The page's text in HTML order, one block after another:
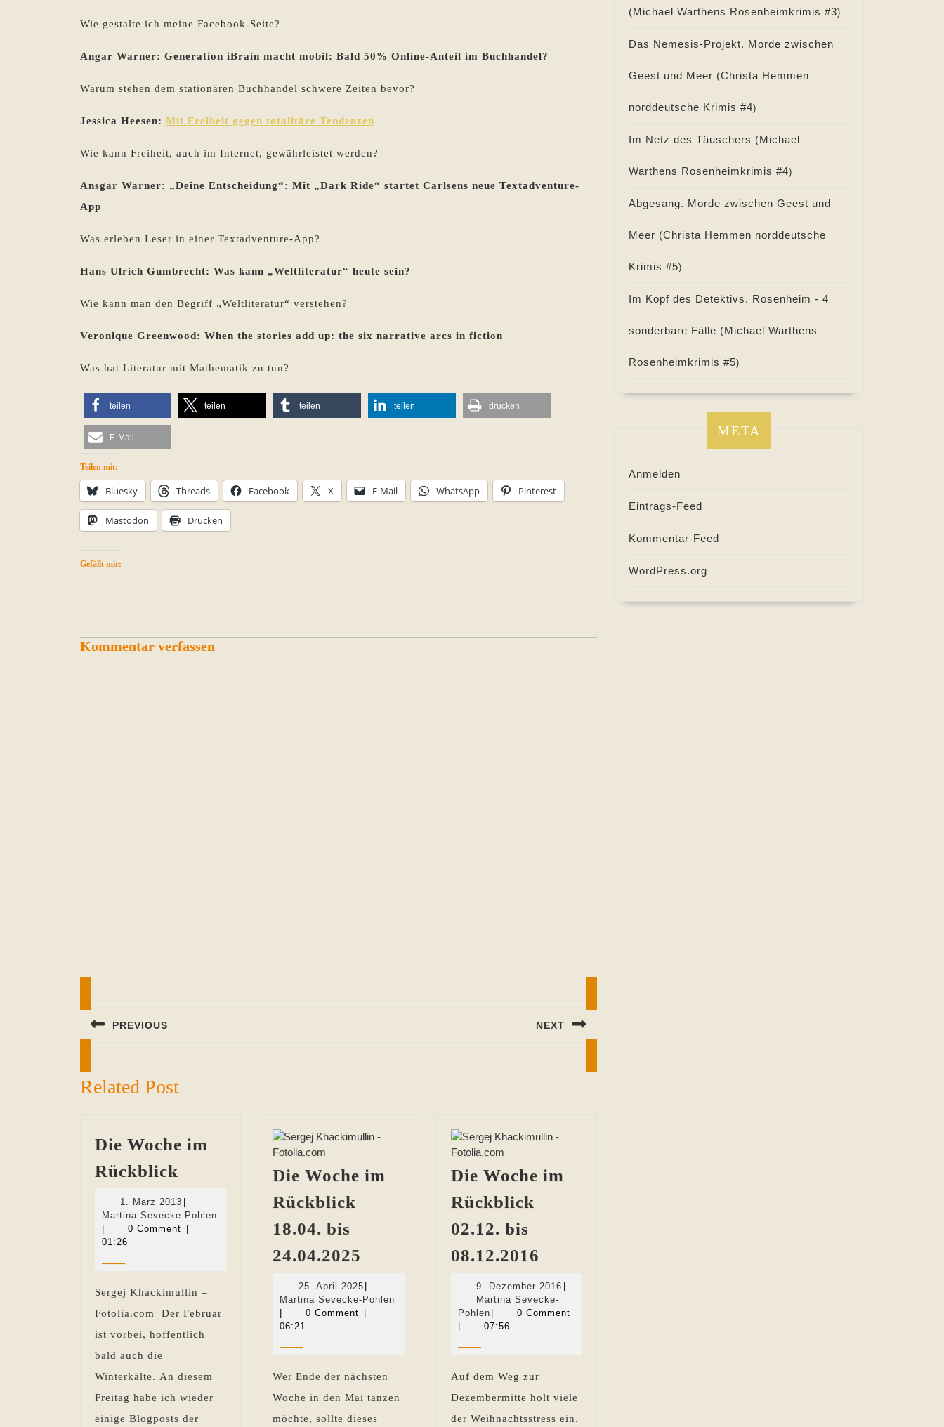
Wie gestalte ich meine Facebook-Seite?
Angar Warner: Generation iBrain macht mobil: Bald 50% Online-Anteil im Buchhandel?
Warum stehen dem stationären Buchhandel schwere Zeiten bevor?
Jessica Heesen: Mit Freiheit gegen totalitäre Tendenzen
Wie kann Freiheit, auch im Internet, gewährleistet werden?
Ansgar Warner: „Deine Entscheidung“: Mit „Dark Ride“ startet Carlsens neue Textadventure-
App
Was erleben Leser in einer Textadventure-App?
Hans Ulrich Gumbrecht: Was kann „Weltliteratur“ heute sein?
Wie kann man den Begriff „Weltliteratur“ verstehen?
Veronique Greenwood: When the stories add up: the six narrative arcs in fiction
Was hat Literatur mit Mathematik zu tun?
teilen teilen teilen teilen drucken
E-Mail
Teilen mit:
Bluesky Threads Facebook X E-Mail WhatsApp Pinterest
Mastodon Drucken
Gefällt mir:
Kommentar verfassen
PREVIOUS NEXT
Related Post
Die Woche im
Rückblick
im
Rückblick
1. März 2013 1.
März
2013
Martina Sevecke-Pohlen
0 Comment
01:26
Sergej Khackimullin –
Fotolia.com Der Februar
ist vorbei, hoffentlich
bald auch die
Winterkälte. An diesem
Freitag habe ich wieder
einige Blogposts der
Die Woche im
Rückblick
18.04. bis
24.04.2025
im
Rückblick
24.04.2025
25. April 202525.
April
2025
Martina Sevecke-Pohlen
0 Comment
06:21
Wer Ende der nächsten
Woche in den Mai tanzen
möchte, sollte dieses
Die Woche im
Rückblick
02.12. bis
08.12.2016
im
Rückblick
08.12.2016
9. Dezember 20169.
2016
Martina Sevecke-
PohlenMartina
Sevecke-
0 Comment
07:56
Auf dem Weg zur
Dezembermitte holt viele
der Weihnachtsstress ein.
(Michael Warthens Rosenheimkrimis #3)
Das Nemesis-Projekt. Morde zwischen
Geest und Meer (Christa Hemmen
norddeutsche Krimis #4)
Im Netz des Täuschers (Michael
Warthens Rosenheimkrimis #4)
Abgesang. Morde zwischen Geest und
Meer (Christa Hemmen norddeutsche
Krimis #5)
Im Kopf des Detektivs. Rosenheim - 4
sonderbare Fälle (Michael Warthens
Rosenheimkrimis #5)
META
Anmelden
Eintrags-Feed
Kommentar-Feed
WordPress.org